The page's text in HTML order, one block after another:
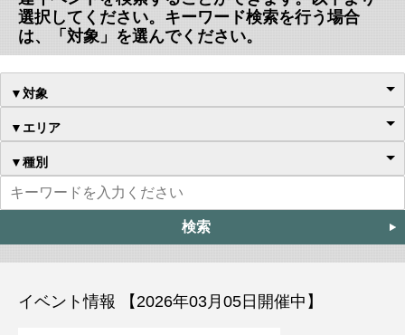
選択してください。キーワード検索を行う場合
は、「対象」を選んでください。
▼対象
▼エリア
▼種別
イベント情報 【2026年03月05日開催中】